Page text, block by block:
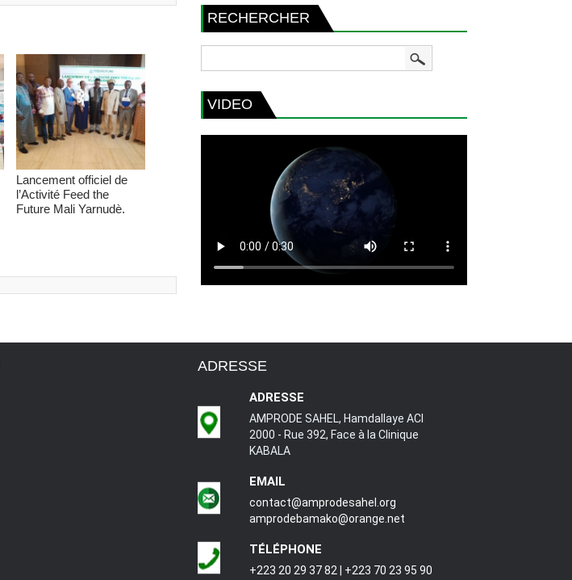
Lancement officiel de
l’Activité Feed the
Future Mali Yarnudè.
RECHERCHER
VIDEO
ADRESSE
ADRESSE
AMPRODE SAHEL, Hamdallaye ACI
2000 - Rue 392, Face à la Clinique
KABALA
EMAIL
contact@amprodesahel.org
amprodebamako@orange.net
TÉLÉPHONE
+223 20 29 37 82| +223 70 23 95 90